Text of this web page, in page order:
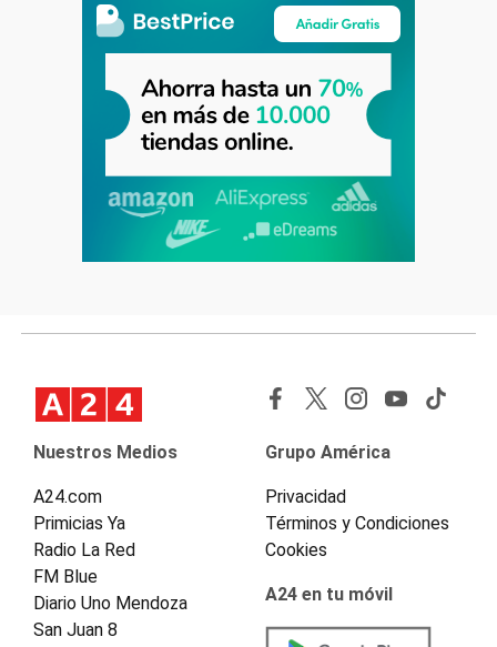
Nuestros Medios
A24.com
Primicias Ya
Radio La Red
FM Blue
Diario Uno Mendoza
San Juan 8
Grupo América
Privacidad
Términos y Condiciones
Cookies
A24 en tu móvil